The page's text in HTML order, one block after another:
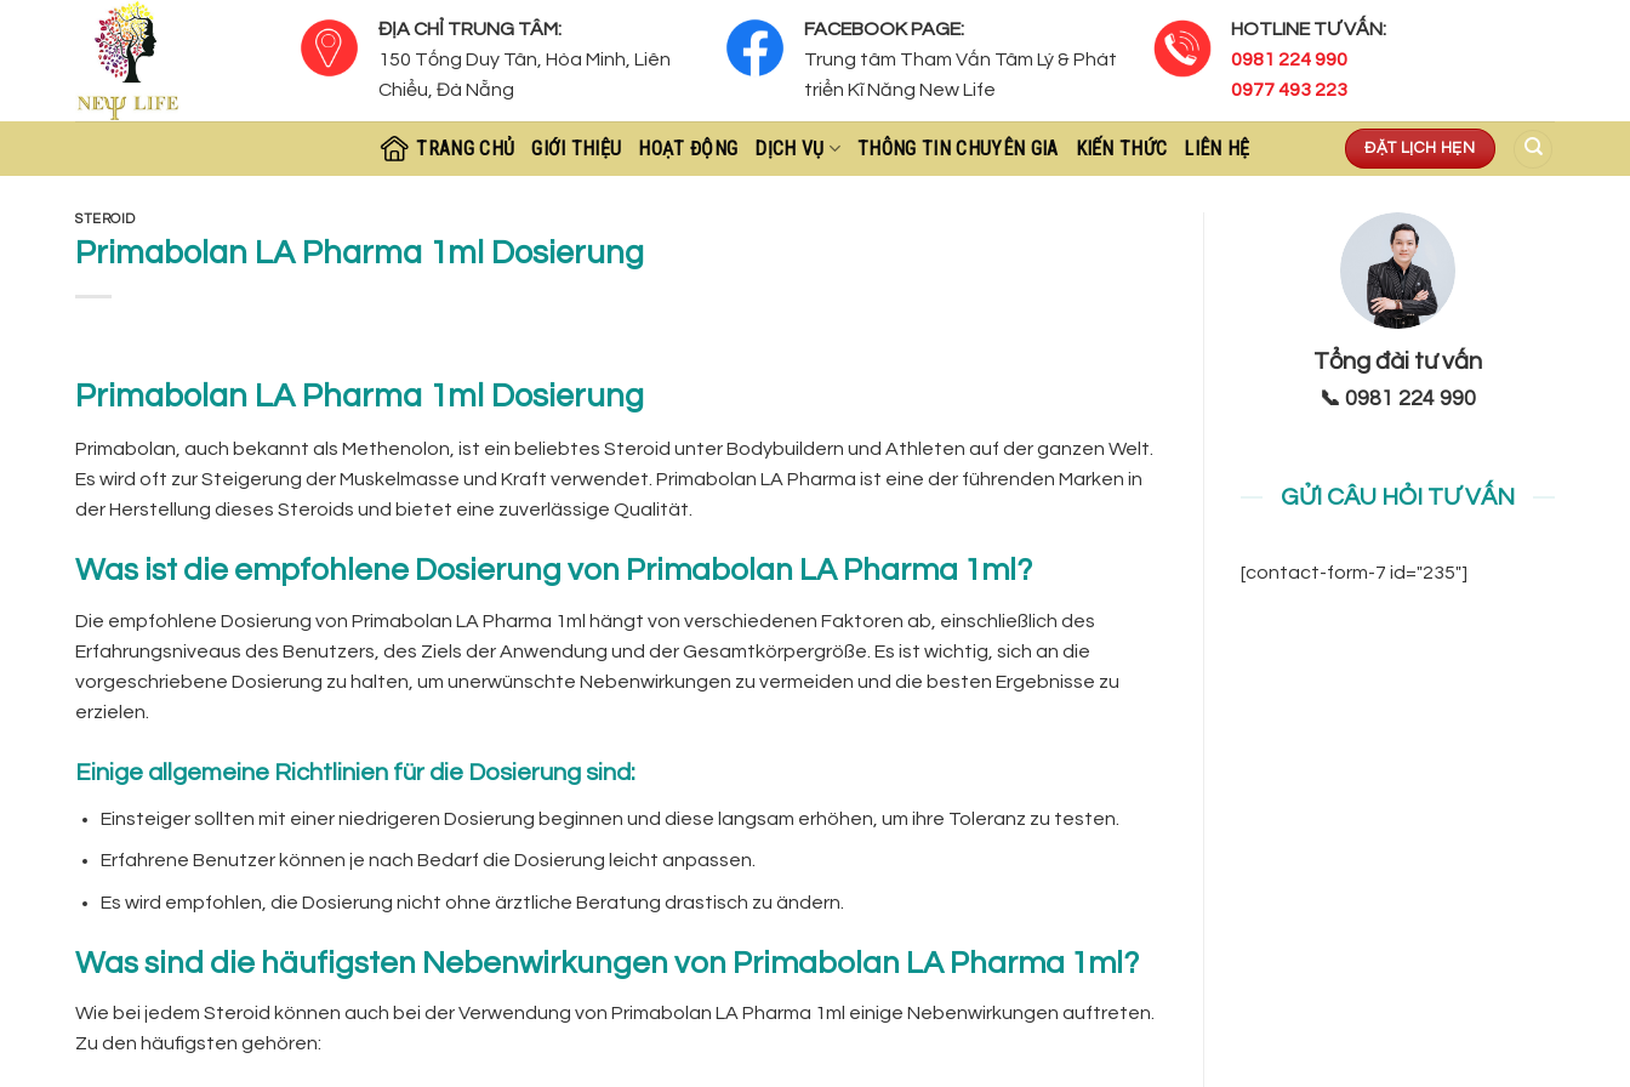
ĐỊA CHỈ TRUNG TÂM:
150 Tống Duy Tân, Hòa Minh, Liên
Chiểu, Đà Nẵng
FACEBOOK PAGE:
Trung tâm Tham Vấn Tâm Lý & Phát
triển Kĩ Năng New Life
HOTLINE TƯ VẤN:
0981 224 990
0977 493 223
TRANG CHỦ GIỚI THIỆU HOẠT ĐỘNG DỊCH VỤ THÔNG TIN CHUYÊN GIA KIẾN THỨC LIÊN HỆ ĐẶT LỊCH HẸN
STEROID
Primabolan LA Pharma 1ml Dosierung
Primabolan LA Pharma 1ml Dosierung
Primabolan, auch bekannt als Methenolon, ist ein beliebtes Steroid unter Bodybuildern und Athleten auf der ganzen Welt.
Es wird oft zur Steigerung der Muskelmasse und Kraft verwendet. Primabolan LA Pharma ist eine der führenden Marken in
der Herstellung dieses Steroids und bietet eine zuverlässige Qualität.
Was ist die empfohlene Dosierung von Primabolan LA Pharma 1ml?
Die empfohlene Dosierung von Primabolan LA Pharma 1ml hängt von verschiedenen Faktoren ab, einschließlich des
Erfahrungsniveaus des Benutzers, des Ziels der Anwendung und der Gesamtkörpergröße. Es ist wichtig, sich an die
vorgeschriebene Dosierung zu halten, um unerwünschte Nebenwirkungen zu vermeiden und die besten Ergebnisse zu
erzielen.
Einige allgemeine Richtlinien für die Dosierung sind:
Einsteiger sollten mit einer niedrigeren Dosierung beginnen und diese langsam erhöhen, um ihre Toleranz zu testen.
Erfahrene Benutzer können je nach Bedarf die Dosierung leicht anpassen.
Es wird empfohlen, die Dosierung nicht ohne ärztliche Beratung drastisch zu ändern.
Was sind die häufigsten Nebenwirkungen von Primabolan LA Pharma 1ml?
Wie bei jedem Steroid können auch bei der Verwendung von Primabolan LA Pharma 1ml einige Nebenwirkungen auftreten.
Zu den häufigsten gehören:
Tổng đài tư vấn
📞 0981 224 990
GỬI CÂU HỎI TƯ VẤN
[contact-form-7 id="235"]